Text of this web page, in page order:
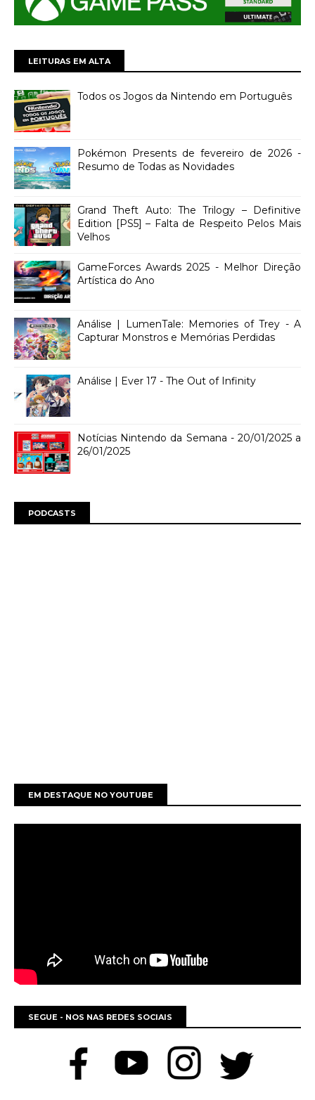
LEITURAS EM ALTA
Todos os Jogos da Nintendo em Português
Pokémon Presents de fevereiro de 2026 -
Resumo de Todas as Novidades
Grand Theft Auto: The Trilogy – Definitive
Edition [PS5] – Falta de Respeito Pelos Mais
Velhos
GameForces Awards 2025 - Melhor Direção
Artística do Ano
Análise | LumenTale: Memories of Trey - A
Capturar Monstros e Memórias Perdidas
Análise | Ever 17 - The Out of Infinity
Notícias Nintendo da Semana - 20/01/2025 a
26/01/2025
PODCASTS
EM DESTAQUE NO YOUTUBE
SEGUE - NOS NAS REDES SOCIAIS